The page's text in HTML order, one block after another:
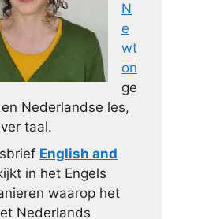
N
e
wt
on
ge
Nederlandse les,
taal.
English and
in het Engels
waarop het
Nederlands